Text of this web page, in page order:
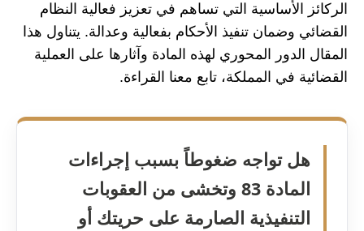
الركائز الأساسية التي تساهم في تعزيز فعالية النظام
القضائي وضمان تنفيذ الأحكام بفعالية وعدالة. يتناول هذا
المقال الدور المحوري لهذه المادة وآثارها على العملية
القضائية في المملكة، تابع معنا القراءة.
هل تواجه ضغوطاً بسبب إجراءات
المادة 83 وتخشى من العقوبات
التنفيذية الصارمة على حريتك أو